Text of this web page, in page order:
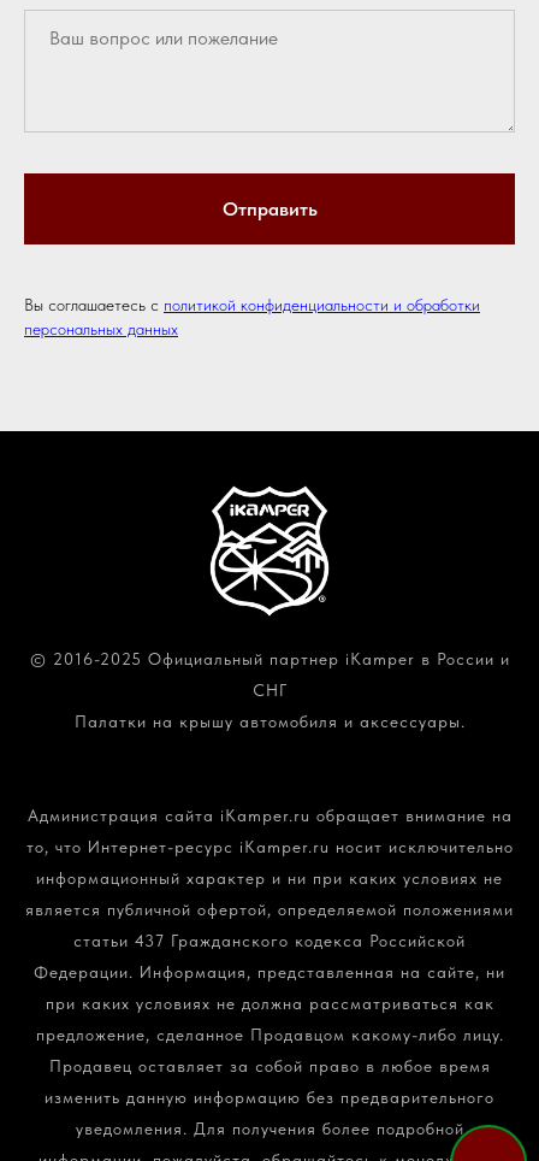
Отправить
Вы соглашаетесь с политикой конфиденциальности и обработки
персональных данных
© 2016-2025 Официальный партнер iKamper в России и
СНГ
Палатки на крышу автомобиля и аксессуары.
Администрация сайта iKamper.ru обращает внимание на
то, что Интернет-ресурс iKamper.ru носит исключительно
информационный характер и ни при каких условиях не
является публичной офертой, определяемой положениями
статьи 437 Гражданского кодекса Российской
Федерации. Информация, представленная на сайте, ни
при каких условиях не должна рассматриваться как
предложение, сделанное Продавцом какому-либо лицу.
Продавец оставляет за собой право в любое время
изменить данную информацию без предварительного
уведомления. Для получения более подробной